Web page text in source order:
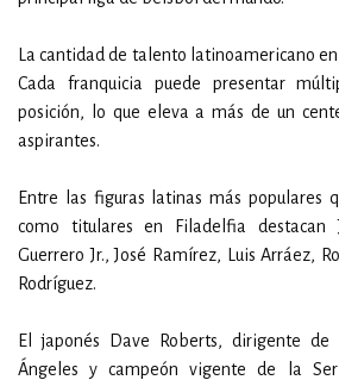
La cantidad de talento latinoamericano
Cada franquicia puede presentar
posición, lo que eleva a más de un
aspirantes.
Entre las figuras latinas más populares
como titulares en Filadelfia destacan
Guerrero Jr., José Ramírez, Luis Arráez,
Rodríguez.
El japonés Dave Roberts, dirigente de
Ángeles y campeón vigente de la